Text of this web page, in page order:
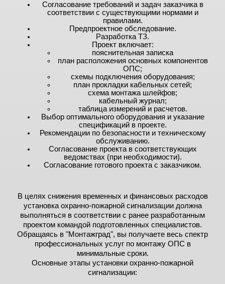
Согласование требований и задач заказчика в
соответствии с существующими нормами и
правилами.
Предпроектное обследование.
Разработка ТЗ.
Проект включает:
пояснительная записка
план расположения основных компонентов
ОПС;
схемы подключения оборудования;
план прокладки кабельных сетей;
схема монтажа шлейфов;
кабельный журнал;
таблица измерений и расчетов.
Выбор оптимального оборудования и указание
спецификаций в проекте.
Рекомендации по безопасности и техническому
обслуживанию.
Согласование проекта в соответствующих
ведомствах (при необходимости).
Согласование готового проекта с заказчиком.
В целях снижения временных и финансовых расходов
установка охранно-пожарной сигнализации должна
выполняться в соответствии с ранее разработанным
проектом командой подготовленных специалистов.
Обращаясь в "Монтажград", вы получаете весь спектр
профессиональных услуг по монтажу ОПС в
минимальные сроки.
Основные этапы установки охранно-пожарной
сигнализации: